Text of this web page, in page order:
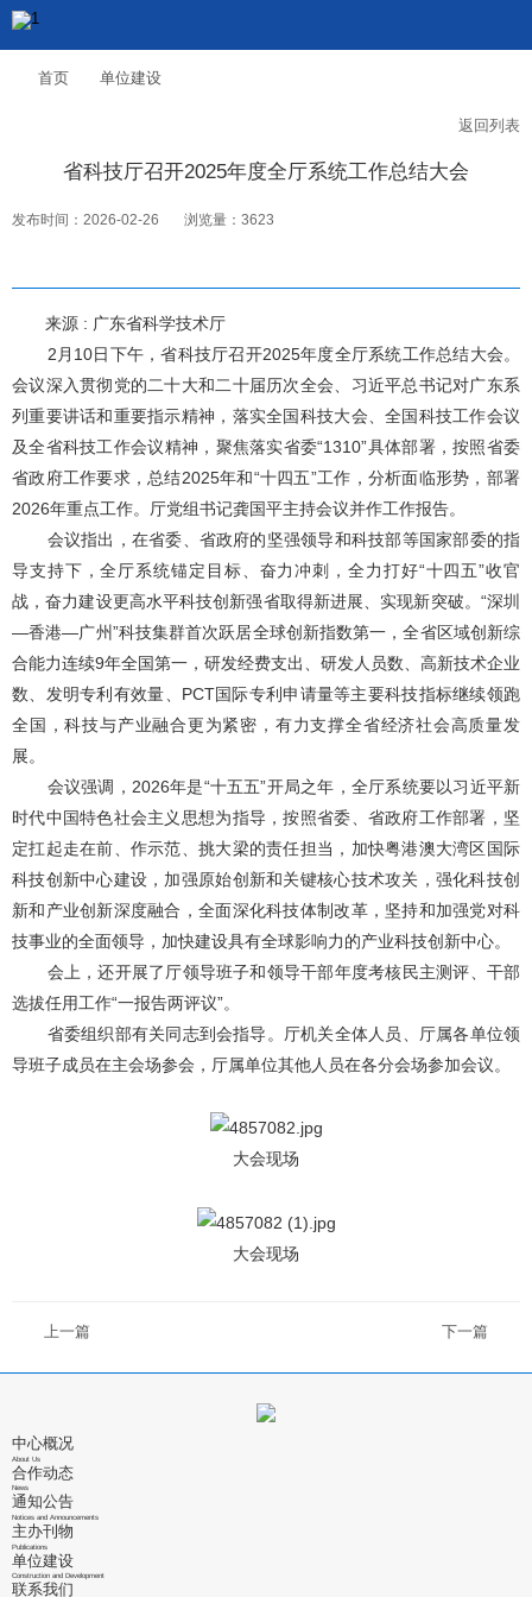
首页 单位建设
返回列表
省科技厅召开2025年度全厅系统工作总结大会
发布时间：2026-02-26 浏览量：3623
来源 : 广东省科学技术厅
2月10日下午，省科技厅召开2025年度全厅系统工作总结大会。
会议深入贯彻党的二十大和二十届历次全会、习近平总书记对广东系
列重要讲话和重要指示精神，落实全国科技大会、全国科技工作会议
及全省科技工作会议精神，聚焦落实省委“1310”具体部署，按照省委
省政府工作要求，总结2025年和“十四五”工作，分析面临形势，部署
2026年重点工作。厅党组书记龚国平主持会议并作工作报告。
会议指出，在省委、省政府的坚强领导和科技部等国家部委的指
导支持下，全厅系统锚定目标、奋力冲刺，全力打好“十四五”收官
战，奋力建设更高水平科技创新强省取得新进展、实现新突破。“深圳
—香港—广州”科技集群首次跃居全球创新指数第一，全省区域创新综
合能力连续9年全国第一，研发经费支出、研发人员数、高新技术企业
数、发明专利有效量、PCT国际专利申请量等主要科技指标继续领跑
全国，科技与产业融合更为紧密，有力支撑全省经济社会高质量发
展。
会议强调，2026年是“十五五”开局之年，全厅系统要以习近平新
时代中国特色社会主义思想为指导，按照省委、省政府工作部署，坚
定扛起走在前、作示范、挑大梁的责任担当，加快粤港澳大湾区国际
科技创新中心建设，加强原始创新和关键核心技术攻关，强化科技创
新和产业创新深度融合，全面深化科技体制改革，坚持和加强党对科
技事业的全面领导，加快建设具有全球影响力的产业科技创新中心。
会上，还开展了厅领导班子和领导干部年度考核民主测评、干部
选拔任用工作“一报告两评议”。
省委组织部有关同志到会指导。厅机关全体人员、厅属各单位领
导班子成员在主会场参会，厅属单位其他人员在各分会场参加会议。
大会现场
大会现场
上一篇 下一篇
中心概况
About Us
合作动态
News
通知公告
Notices and Announcements
主办刊物
Publications
单位建设
Construction and Development
联系我们